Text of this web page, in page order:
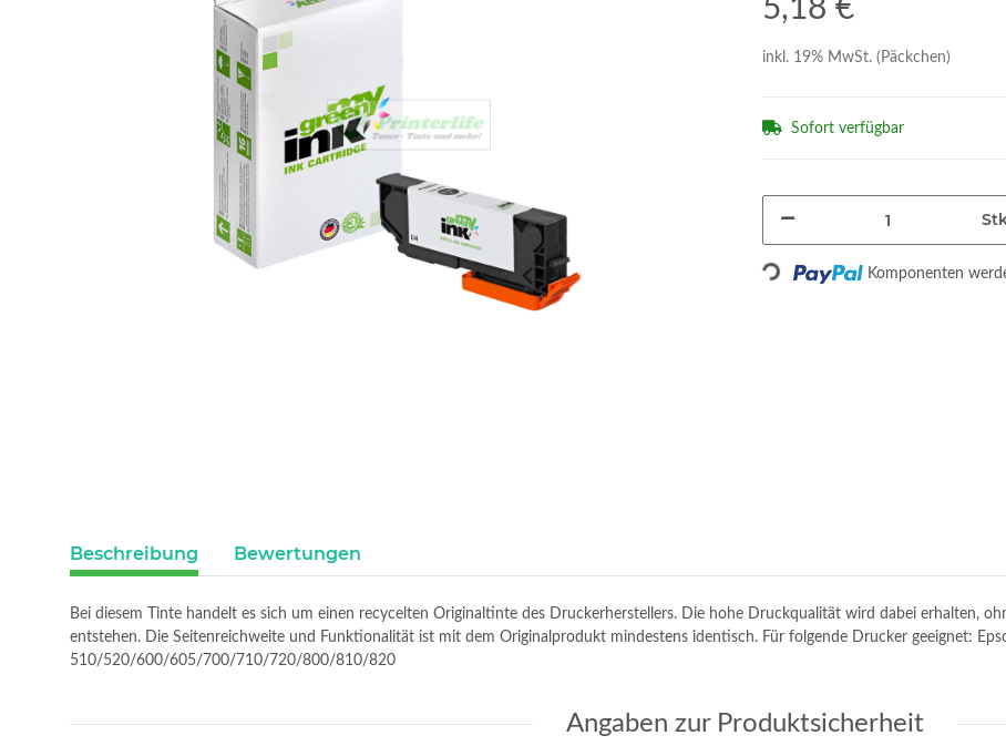
5,18 €
inkl. 19% MwSt. (Päckchen)
Sofort verfügbar
Loading... Komponenten
Beschreibung Bewertungen
Bei diesem Tinte handelt es sich um einen recycelten Originaltinte des Druckerherstellers. Die hohe Druckqualität wird dabei erhalten,
entstehen. Die Seitenreichweite und Funktionalität ist mit dem Originalprodukt mindestens identisch. Für folgende Drucker geeignet:
510/520/600/605/700/710/720/800/810/820
Angaben zur Produktsicherheit